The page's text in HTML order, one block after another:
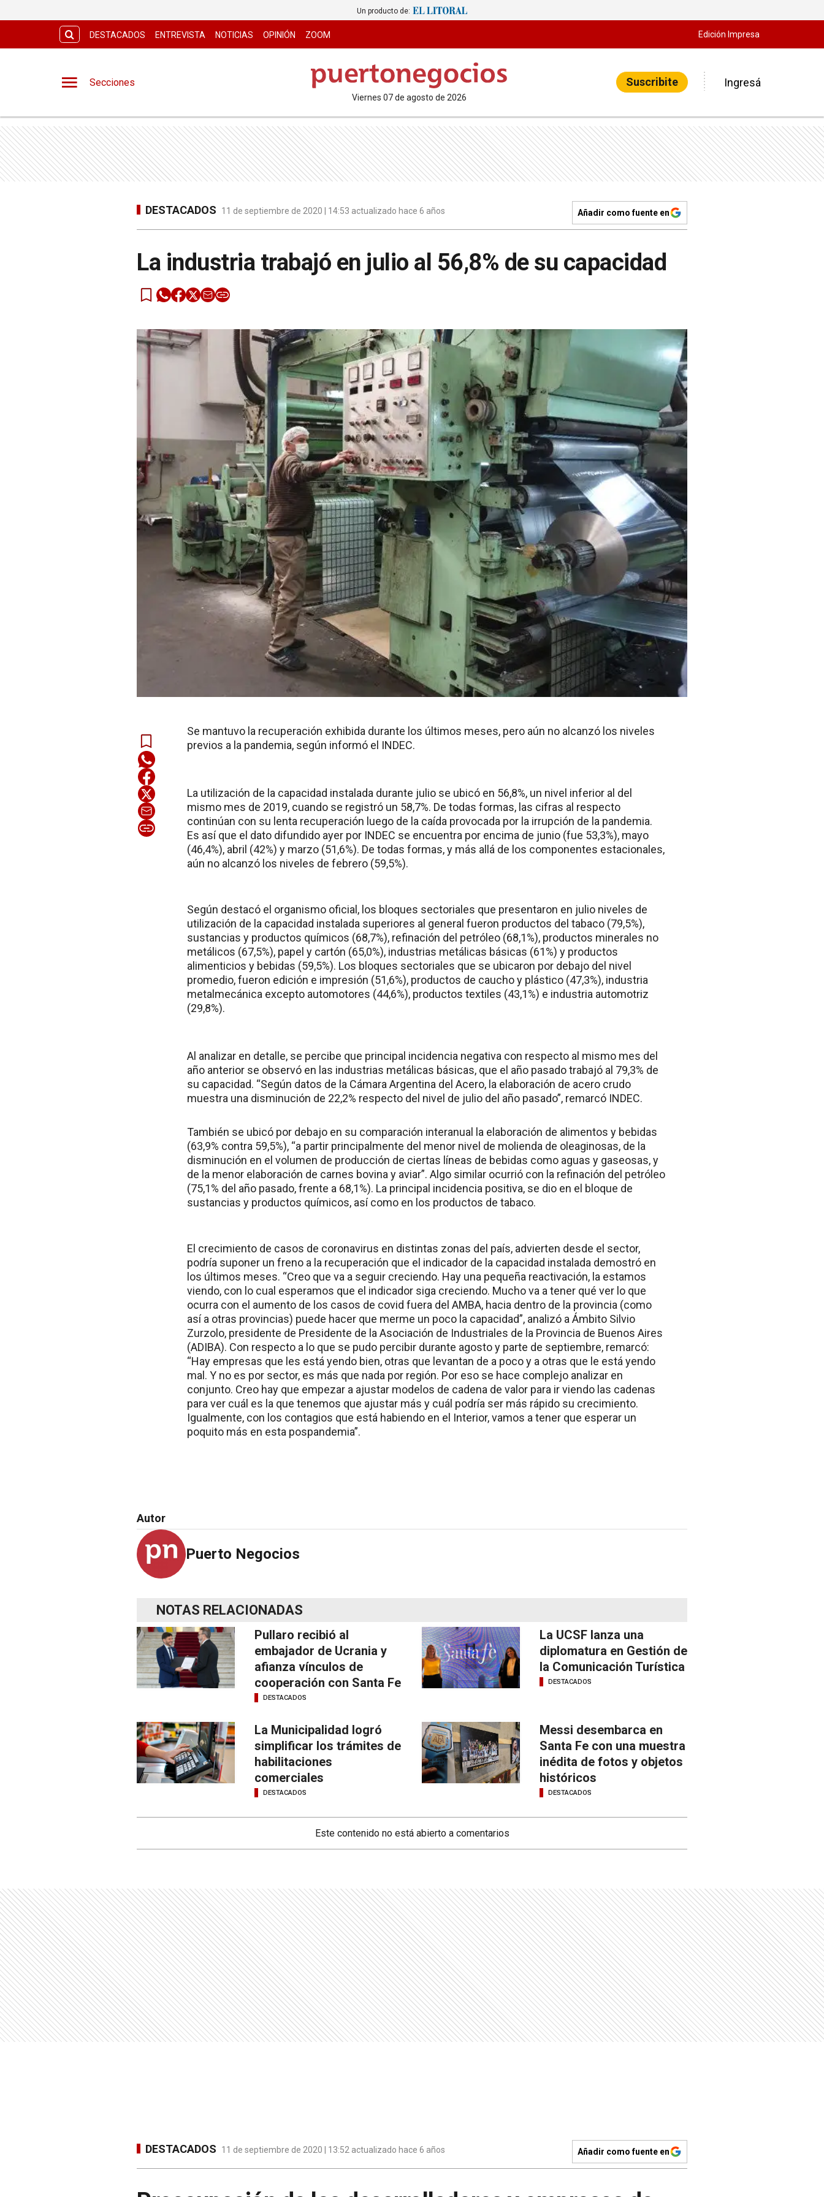
Un producto de:
DESTACADOS ENTREVISTA NOTICIAS OPINIÓN ZOOM Edición Impresa
Secciones
viernes 07 de agosto de 2026
Suscribite Ingresá
DESTACADOS 11 de septiembre de 2020 | 14:53 actualizado hace 6 años Añadir como fuente en
La industria trabajó en julio al 56,8% de su capacidad
Se mantuvo la recuperación exhibida durante los últimos meses, pero aún no alcanzó los niveles
previos a la pandemia, según informó el INDEC.
La utilización de la capacidad instalada durante julio se ubicó en 56,8%, un nivel inferior al del
mismo mes de 2019, cuando se registró un 58,7%. De todas formas, las cifras al respecto
continúan con su lenta recuperación luego de la caída provocada por la irrupción de la pandemia.
Es así que el dato difundido ayer por INDEC se encuentra por encima de junio (fue 53,3%), mayo
(46,4%), abril (42%) y marzo (51,6%). De todas formas, y más allá de los componentes estacionales,
aún no alcanzó los niveles de febrero (59,5%).
Según destacó el organismo oficial, los bloques sectoriales que presentaron en julio niveles de
utilización de la capacidad instalada superiores al general fueron productos del tabaco (79,5%),
sustancias y productos químicos (68,7%), refinación del petróleo (68,1%), productos minerales no
metálicos (67,5%), papel y cartón (65,0%), industrias metálicas básicas (61%) y productos
alimenticios y bebidas (59,5%). Los bloques sectoriales que se ubicaron por debajo del nivel
promedio, fueron edición e impresión (51,6%), productos de caucho y plástico (47,3%), industria
metalmecánica excepto automotores (44,6%), productos textiles (43,1%) e industria automotriz
(29,8%).
Al analizar en detalle, se percibe que principal incidencia negativa con respecto al mismo mes del
año anterior se observó en las industrias metálicas básicas, que el año pasado trabajó al 79,3% de
su capacidad. “Según datos de la Cámara Argentina del Acero, la elaboración de acero crudo
muestra una disminución de 22,2% respecto del nivel de julio del año pasado”, remarcó INDEC.
También se ubicó por debajo en su comparación interanual la elaboración de alimentos y bebidas
(63,9% contra 59,5%), “a partir principalmente del menor nivel de molienda de oleaginosas, de la
disminución en el volumen de producción de ciertas líneas de bebidas como aguas y gaseosas, y
de la menor elaboración de carnes bovina y aviar”. Algo similar ocurrió con la refinación del petróleo
(75,1% del año pasado, frente a 68,1%). La principal incidencia positiva, se dio en el bloque de
sustancias y productos químicos, así como en los productos de tabaco.
El crecimiento de casos de coronavirus en distintas zonas del país, advierten desde el sector,
podría suponer un freno a la recuperación que el indicador de la capacidad instalada demostró en
los últimos meses. “Creo que va a seguir creciendo. Hay una pequeña reactivación, la estamos
viendo, con lo cual esperamos que el indicador siga creciendo. Mucho va a tener qué ver lo que
ocurra con el aumento de los casos de covid fuera del AMBA, hacia dentro de la provincia (como
así a otras provincias) puede hacer que merme un poco la capacidad”, analizó a Ámbito Silvio
Zurzolo, presidente de Presidente de la Asociación de Industriales de la Provincia de Buenos Aires
(ADIBA). Con respecto a lo que se pudo percibir durante agosto y parte de septiembre, remarcó:
“Hay empresas que les está yendo bien, otras que levantan de a poco y a otras que le está yendo
mal. Y no es por sector, es más que nada por región. Por eso se hace complejo analizar en
conjunto. Creo hay que empezar a ajustar modelos de cadena de valor para ir viendo las cadenas
para ver cuál es la que tenemos que ajustar más y cuál podría ser más rápido su crecimiento.
Igualmente, con los contagios que está habiendo en el Interior, vamos a tener que esperar un
poquito más en esta pospandemia”.
Autor
Puerto Negocios
NOTAS RELACIONADAS
Pullaro recibió al
embajador de Ucrania y
afianza vínculos de
cooperación con Santa Fe
DESTACADOS
La UCSF lanza una
diplomatura en Gestión de
la Comunicación Turística
DESTACADOS
La Municipalidad logró
simplificar los trámites de
habilitaciones
comerciales
DESTACADOS
Messi desembarca en
Santa Fe con una muestra
inédita de fotos y objetos
históricos
DESTACADOS
Este contenido no está abierto a comentarios
DESTACADOS 11 de septiembre de 2020 | 13:52 actualizado hace 6 años Añadir como fuente en